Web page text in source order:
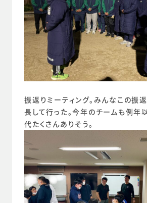
振返りミーティング。みんなこの振
長して行った。今年のチームも例年
代たくさんありそう。